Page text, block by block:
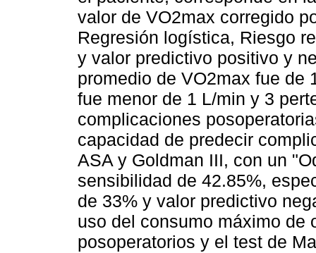
valor de VO2max corregido
Regresión logística, Riesgo
y valor predictivo positivo y
promedio de VO2max fue de
fue menor de 1 L/min y 3
complicaciones
capacidad de predecir
ASA y Goldman III, con un
sensibilidad de 42.85%,
de 33% y valor predictivo
uso del consumo máximo de
posoperatorios y el test de